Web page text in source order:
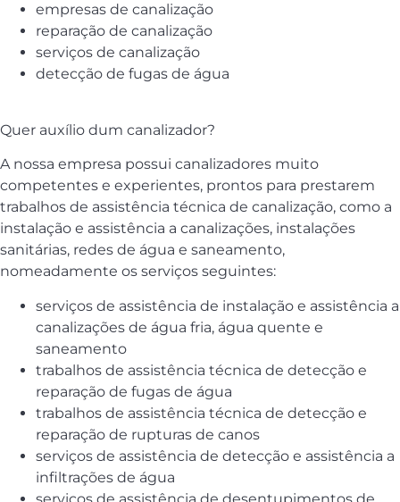
empresas de canalização
reparação de canalização
serviços de canalização
detecção de fugas de água
Quer auxílio dum canalizador?
A nossa empresa possui canalizadores muito
competentes e experientes, prontos para prestarem
trabalhos de assistência técnica de canalização, como a
instalação e assistência a canalizações, instalações
sanitárias, redes de água e saneamento,
nomeadamente os serviços seguintes:
serviços de assistência de instalação e assistência a
canalizações de água fria, água quente e
saneamento
trabalhos de assistência técnica de detecção e
reparação de fugas de água
trabalhos de assistência técnica de detecção e
reparação de rupturas de canos
serviços de assistência de detecção e assistência a
infiltrações de água
serviços de assistência de desentupimentos de